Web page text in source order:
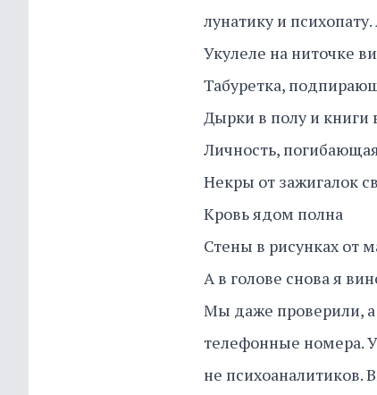
лунатику и
Укулеле на ниточке
Табуретка,
Дырки в полу и книги
Личность,
Некры от зажигалок
Кровь ядом полна
Стены в рисунках от
А в голове снова я
Мы даже проверили,
телефонные номера.
не психоаналитиков.